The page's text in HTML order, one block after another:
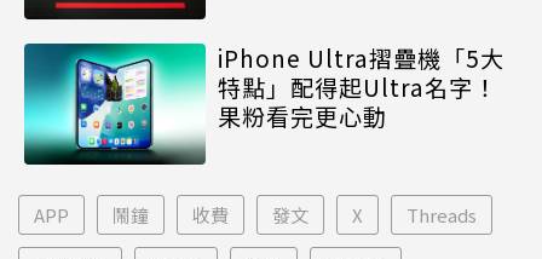
iPhone Ultra摺疊機「5大
特點」配得起Ultra名字！
果粉看完更心動
APP 鬧鐘 收費 發文 X Threads